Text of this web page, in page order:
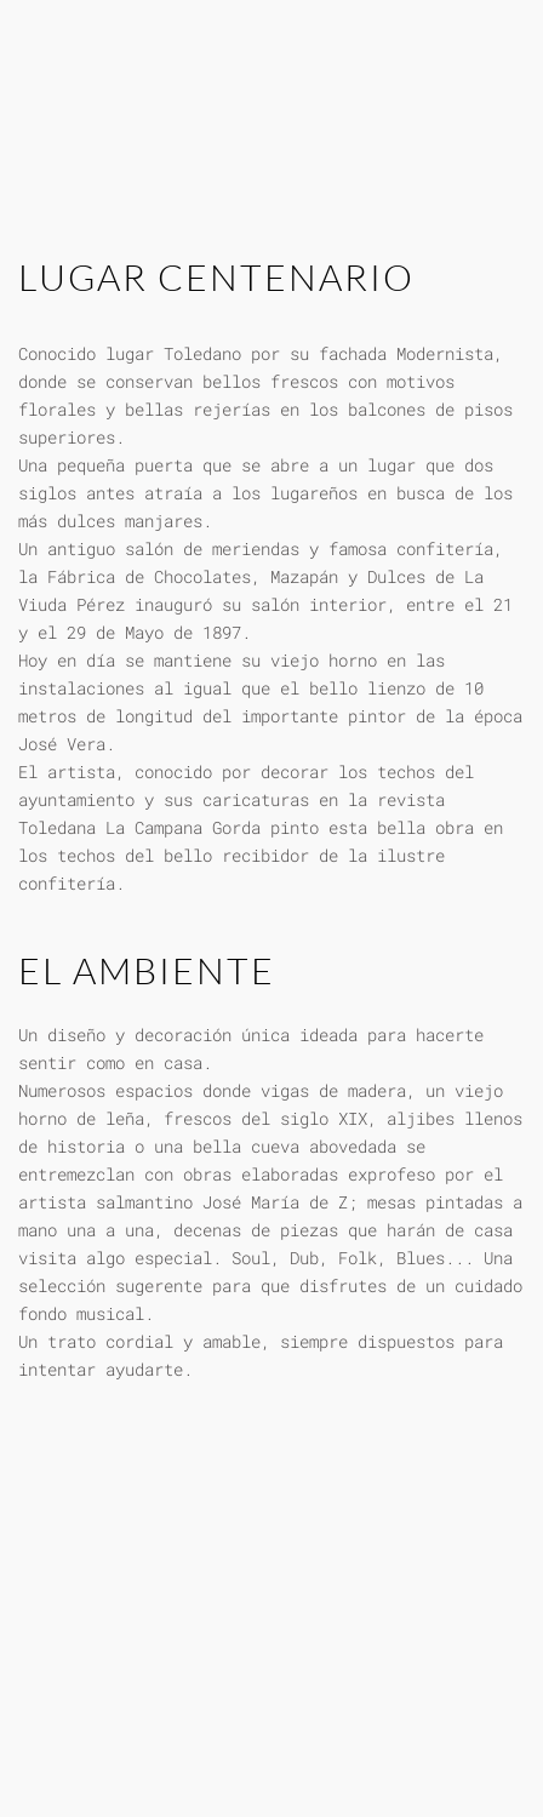
LUGAR CENTENARIO
Conocido lugar Toledano por su fachada Modernista,
donde se conservan bellos frescos con motivos
florales y bellas rejerías en los balcones de pisos
superiores.
Una pequeña puerta que se abre a un lugar que dos
siglos antes atraía a los lugareños en busca de los
más dulces manjares.
Un antiguo salón de meriendas y famosa confitería,
la Fábrica de Chocolates, Mazapán y Dulces de La
Viuda Pérez inauguró su salón interior, entre el 21
y el 29 de Mayo de 1897.
Hoy en día se mantiene su viejo horno en las
instalaciones al igual que el bello lienzo de 10
metros de longitud del importante pintor de la época
José Vera.
El artista, conocido por decorar los techos del
ayuntamiento y sus caricaturas en la revista
Toledana La Campana Gorda pinto esta bella obra en
los techos del bello recibidor de la ilustre
confitería.
EL AMBIENTE
Un diseño y decoración única ideada para hacerte
sentir como en casa.
Numerosos espacios donde vigas de madera, un viejo
horno de leña, frescos del siglo XIX, aljibes llenos
de historia o una bella cueva abovedada se
entremezclan con obras elaboradas exprofeso por el
artista salmantino José María de Z; mesas pintadas a
mano una a una, decenas de piezas que harán de casa
visita algo especial. Soul, Dub, Folk, Blues... Una
selección sugerente para que disfrutes de un cuidado
fondo musical.
Un trato cordial y amable, siempre dispuestos para
intentar ayudarte.